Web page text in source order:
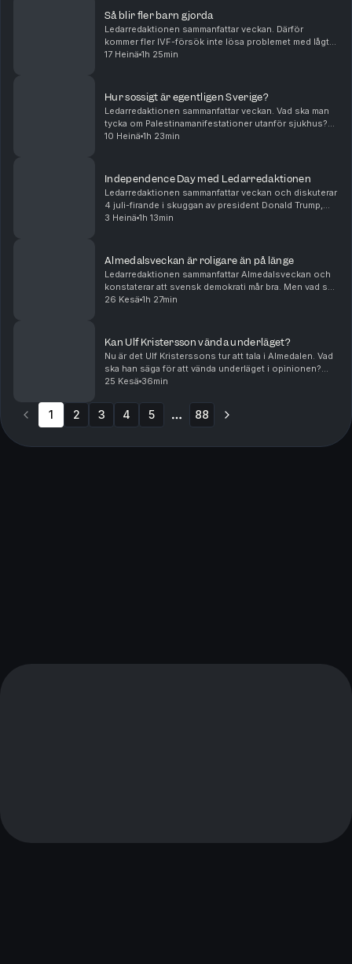
Så blir fler barn gjorda
Ledarredaktionen sammanfattar veckan. Därför
kommer fler IVF-försök inte lösa problemet med lågt
barnafödande. Så förringar Palestinarörelsen
17 Heinä 1h 25min
Hur sossigt är egentligen Sverige?
Ledarredaktionen sammanfattar veckan. Vad ska man
tycka om Palestinamanifestationer utanför sjukhus?
Råder det verkligen vattenbrist? Och hur ska Sverige
10 Heinä 1h 23min
Independence Day med Ledarredaktionen
Ledarredaktionen sammanfattar veckan och diskuterar
4 juli-firande i skuggan av president Donald Trump,
samtyckeslagens oväntade konsekvenser samt vikten
3 Heinä 1h 13min
Almedalsveckan är roligare än på länge
Ledarredaktionen sammanfattar Almedalsveckan och
konstaterar att svensk demokrati mår bra. Men vad sa
partiledarna i sina tal? Och hur gick snacket inför valet
26 Kesä 1h 27min
Kan Ulf Kristersson vända underläget?
Nu är det Ulf Kristerssons tur att tala i Almedalen. Vad
ska han säga för att vända underläget i opinionen?
Och vad pratas det mer om i Visby? Börjar vänstern bli
25 Kesä 36min
1 2 3 4 5 88